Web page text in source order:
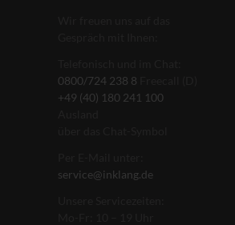
0800/724 238 8
+49 (40) 180 241 100
service@inklang.de